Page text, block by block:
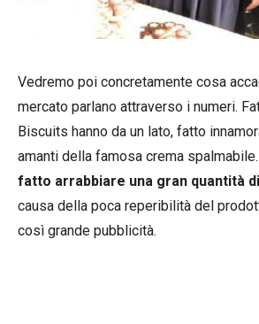
Vedremo poi concretamente cosa
mercato parlano attraverso i numeri.
Biscuits hanno da un lato, fatto
amanti della famosa crema spalmabile.
fatto arrabbiare una gran quantità
causa della poca reperibilità del
così grande pubblicità.